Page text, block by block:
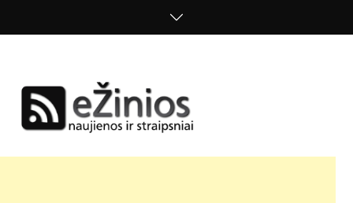
nuomonės